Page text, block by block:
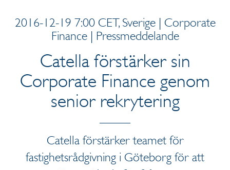
2016-12-19 7:00 CET, Sverige | Corporate
Finance | Pressmeddelande
Catella förstärker sin
Corporate Finance genom
senior rekrytering
Catella förstärker teamet för
fastighetsrådgivning i Göteborg för att